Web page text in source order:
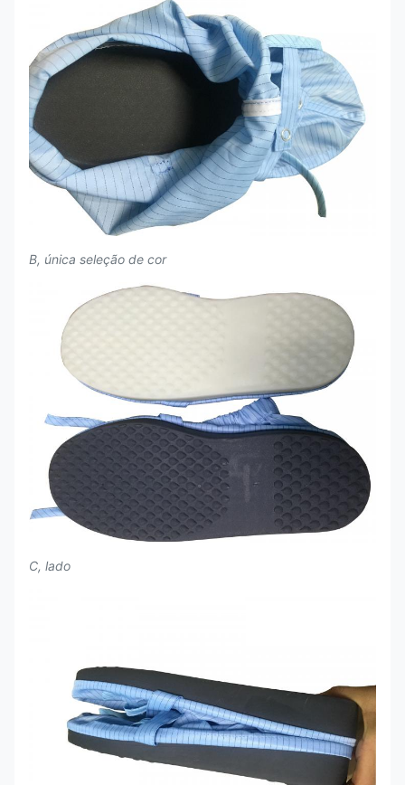
B, única seleção de cor
C, lado